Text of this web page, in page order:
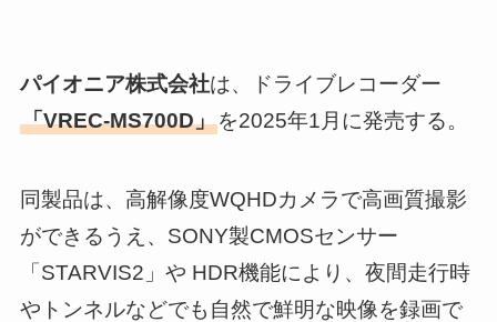
パイオニア株式会社は、ドライブレコーダー
「VREC-MS700D」を2025年1月に発売する。
同製品は、高解像度WQHDカメラで高画質撮影
ができるうえ、SONY製CMOSセンサー
「STARVIS2」や HDR機能により、夜間走行時
やトンネルなどでも自然で鮮明な映像を録画で